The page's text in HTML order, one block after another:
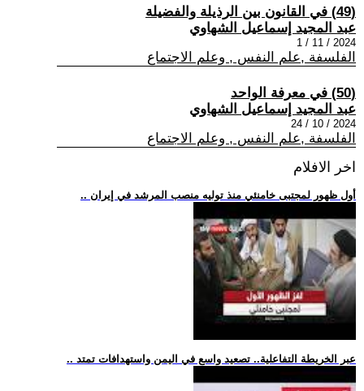
(49) في القانون بين الرذيلة والفضيلة
عبد المجيد إسماعيل الشهاوي
2024 / 11 / 1
الفلسفة ,علم النفس , وعلم الاجتماع
(50) في معرفة الواحد
عبد المجيد إسماعيل الشهاوي
2024 / 10 / 24
الفلسفة ,علم النفس , وعلم الاجتماع
اخر الافلام
.. أول ظهور لمجتبى خامنئي منذ توليه منصب المرشد في إيران
.. عبر الخريطة التفاعلية.. تصعيد واسع في اليمن واستهدافات تمتد